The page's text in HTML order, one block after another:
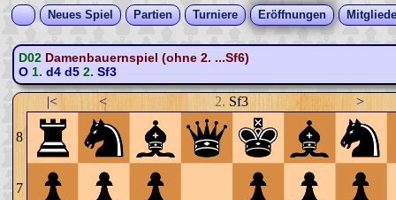
Neues Spiel Partien Turniere Eröffnungen
D02 Damenbauernspiel (ohne 2. ...Sf6)
O1. d4 d52. Sf3
|< < 2. Sf3 >
8
7